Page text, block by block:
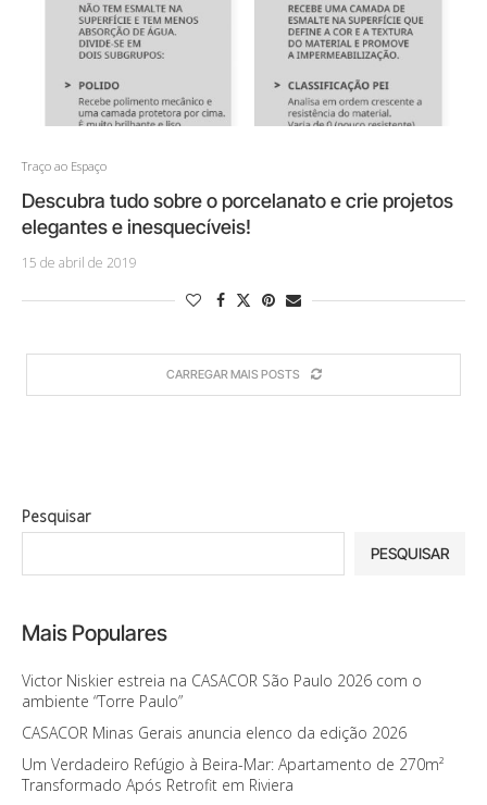
Traço ao Espaço
Descubra tudo sobre o porcelanato e crie projetos
elegantes e inesquecíveis!
15 de abril de 2019
CARREGAR MAIS POSTS
Pesquisar
PESQUISAR
Mais Populares
Victor Niskier estreia na CASACOR São Paulo 2026 com o
ambiente “Torre Paulo”
CASACOR Minas Gerais anuncia elenco da edição 2026
Um Verdadeiro Refúgio à Beira-Mar: Apartamento de 270m²
Transformado Após Retrofit em Riviera